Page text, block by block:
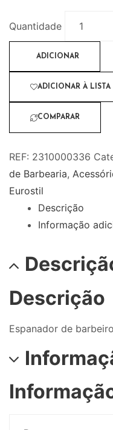
Quantidade
ADICIONAR
ADICIONAR À LISTA
COMPARAR
REF: 2310000336
de Barbearia,
Eurostil
Descrição
Informação
Descrição
Espanador de